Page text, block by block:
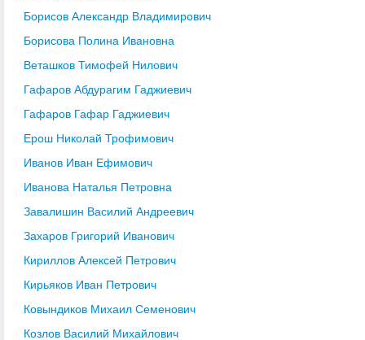
Борисов Александр Владимирович
Борисова Полина Ивановна
Веташков Тимофей Нилович
Гафаров Абдурагим Гаджиевич
Гафаров Гафар Гаджиевич
Ерош Николай Трофимович
Иванов Иван Ефимович
Иванова Наталья Петровна
Завалишин Василий Андреевич
Захаров Григорий Иванович
Кириллов Алексей Петрович
Кирьяков Иван Петрович
Ковындиков Михаил Семенович
Козлов Василий Михайлович